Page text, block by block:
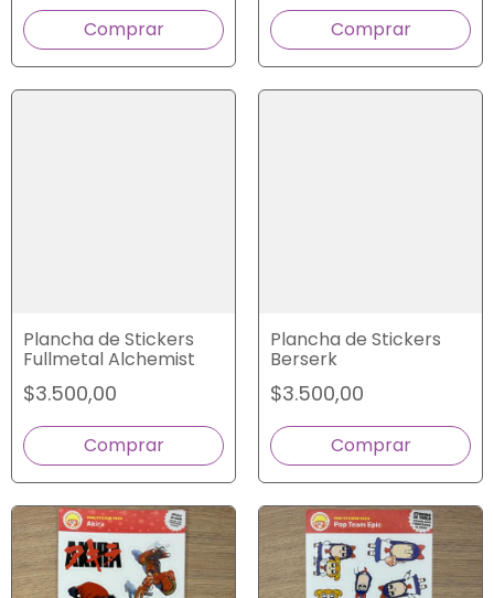
Plancha de Stickers
Fullmetal Alchemist
$3.500,00
Plancha de Stickers
Berserk
$3.500,00